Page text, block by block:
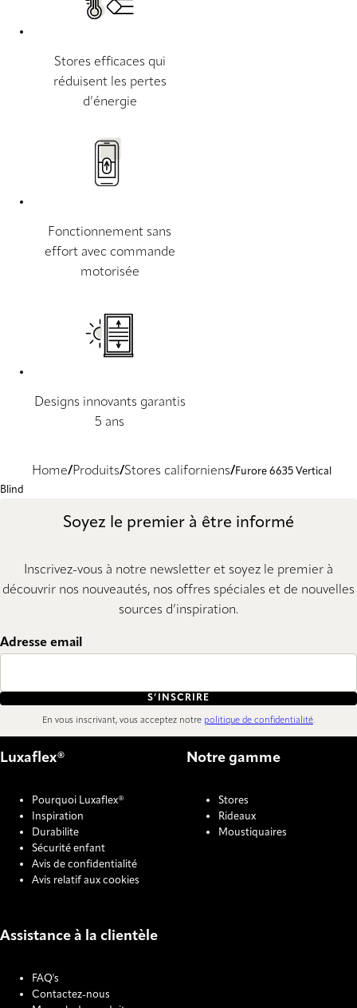
Stores efficaces qui
réduisent les pertes
d’énergie
Fonctionnement sans
effort avec commande
motorisée
Designs innovants garantis
5 ans
Home Produits Stores californiens
Furore 6635 Vertical
Blind
Soyez le premier à être informé
Inscrivez-vous à notre newsletter et soyez le premier à
découvrir nos nouveautés, nos offres spéciales et de nouvelles
sources d’inspiration.
Adresse email
S’INSCRIRE
En vous inscrivant, vous acceptez notre politique de confidentialité.
Luxaflex®
Pourquoi Luxaflex®
Inspiration
Durabilite
Sécurité enfant
Avis de confidentialité
Avis relatif aux cookies
Notre gamme
Stores
Rideaux
Moustiquaires
Assistance à la clientèle
FAQ's
Contactez-nous